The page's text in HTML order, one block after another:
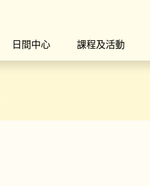
日間中心 課程及活動